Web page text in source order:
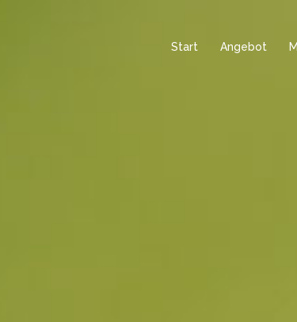
Start Angebot